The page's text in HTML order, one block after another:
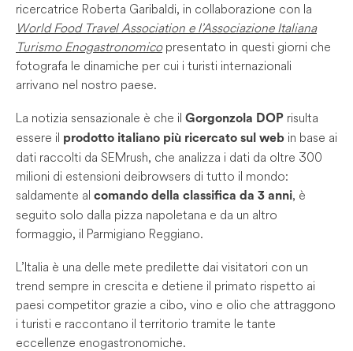
ricercatrice Roberta Garibaldi, in collaborazione con la
World Food Travel Association e l’Associazione Italiana
Turismo Enogastronomicopresentato in questi giorni che
fotografa le dinamiche per cui i turisti internazionali
arrivano nel nostro paese.
La notizia sensazionale è che il Gorgonzola DOP risulta
essere il prodotto italiano più ricercato sul web in base ai
dati raccolti da SEMrush, che analizza i dati da oltre 300
milioni di estensioni dei browsers di tutto il mondo:
saldamente al comando della classifica da 3 anni, è
seguito solo dalla pizza napoletana e da un altro
formaggio, il Parmigiano Reggiano.
L’Italia è una delle mete predilette dai visitatori con un
trend sempre in crescita e detiene il primato rispetto ai
paesi competitor grazie a cibo, vino e olio che attraggono
i turisti e raccontano il territorio tramite le tante
eccellenze enogastronomiche.